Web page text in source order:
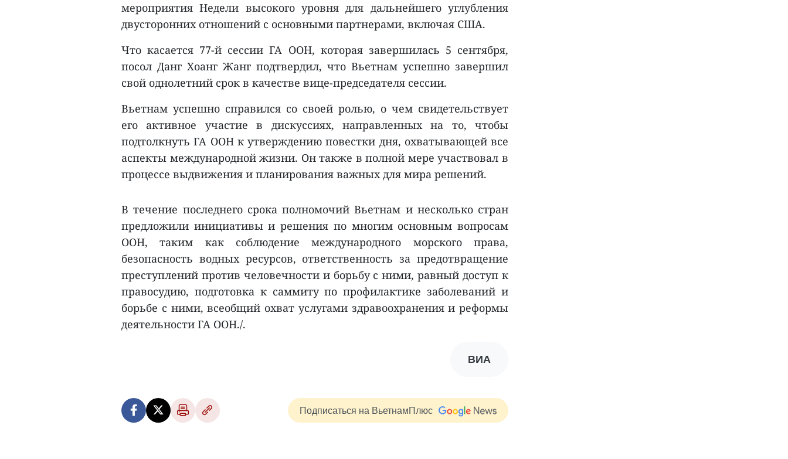
мероприятия Недели высокого уровня для дальнейшего углубления
двусторонних отношений с основными партнерами, включая США.
Что касается 77-й сессии ГА ООН, которая завершилась 5 сентября,
посол Данг Хоанг Жанг подтвердил, что Вьетнам успешно завершил
свой однолетний срок в качестве вице-председателя сессии.
Вьетнам успешно справился со своей ролью, о чем свидетельствует
его активное участие в дискуссиях, направленных на то, чтобы
подтолкнуть ГА ООН к утверждению повестки дня, охватывающей все
аспекты международной жизни. Он также в полной мере участвовал в
процессе выдвижения и планирования важных для мира решений.
В течение последнего срока полномочий Вьетнам и несколько стран
предложили инициативы и решения по многим основным вопросам
ООН, таким как соблюдение международного морского права,
безопасность водных ресурсов, ответственность за предотвращение
преступлений против человечности и борьбу с ними, равный доступ к
правосудию, подготовка к саммиту по профилактике заболеваний и
борьбе с ними, всеобщий охват услугами здравоохранения и реформы
деятельности ГА ООН./.
ВИА
Подписаться на ВьетнамПлюс